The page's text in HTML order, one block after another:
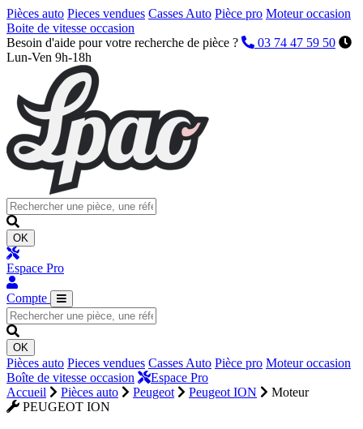
Pièces auto Pieces vendues Casses Auto Pièce pro Moteur occasion
Boite de vitesse occasion
Besoin d'aide pour votre recherche de pièce ?
03 74 47 59 50
Lun-Ven 9h-18h
OK
Espace Pro
Compte
OK
Pièces auto Pieces vendues Casses Auto Pièce pro Moteur occasion
Boîte de vitesse occasion
Espace Pro
Accueil
Pièces auto Peugeot Peugeot ION
Moteur
PEUGEOT ION